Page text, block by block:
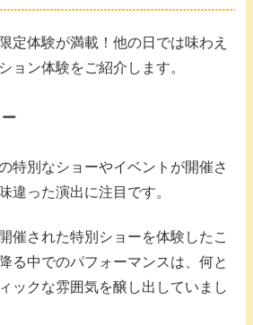
定体験が満載！他の日では味わえ
ョン体験をご紹介します。
特別なショーやイベントが開催さ
違った演出に注目です。
催された特別ショーを体験したこ
る中でのパフォーマンスは、何と
ックな雰囲気を醸し出していまし